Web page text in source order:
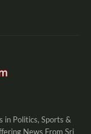
in Politics, Sports &
News From Sri